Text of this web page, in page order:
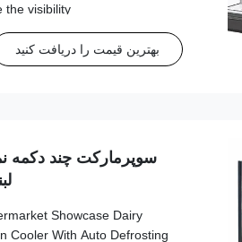
visibility ...
بهترین قیمت را دریافت کنید
سوپرمارکت چند دکمه
Showcase Dairy
Cooler With Auto Defrosting